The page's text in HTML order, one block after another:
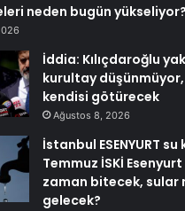
neden bugün yükseliyor?
İddia: Kılıçdaroğlu
kurultay düşünmüyor,
kendisi götürecek
Ağustos 8, 2026
İstanbul ESENYURT
Temmuz İSKİ
zaman bitecek, sular
gelecek?